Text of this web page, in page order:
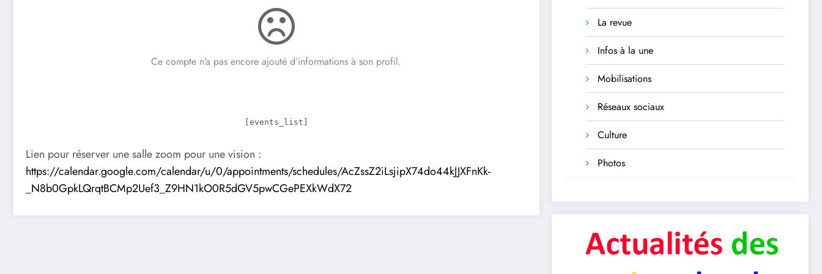
Ce compte n’a pas encore ajouté d’informations à son profil.
[events_list]
Lien pour réserver une salle zoom pour une vision :
https://calendar.google.com/calendar/u/0/appointments/schedules/AcZssZ2iLsjipX74do44kJJXFnKk-
_N8b0GpkLQrqtBCMp2Uef3_Z9HN1kO0R5dGV5pwCGePEXkWdX72
La revue
Infos à la une
Mobilisations
Réseaux sociaux
Culture
Photos